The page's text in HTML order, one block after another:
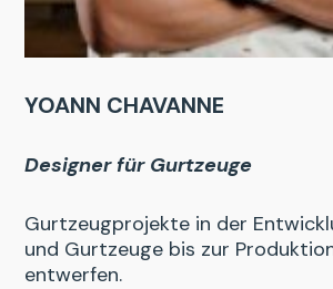
YOANN CHAVANNE
Designer für Gurtzeuge
Gurtzeugprojekte in der
und Gurtzeuge bis zur
entwerfen.